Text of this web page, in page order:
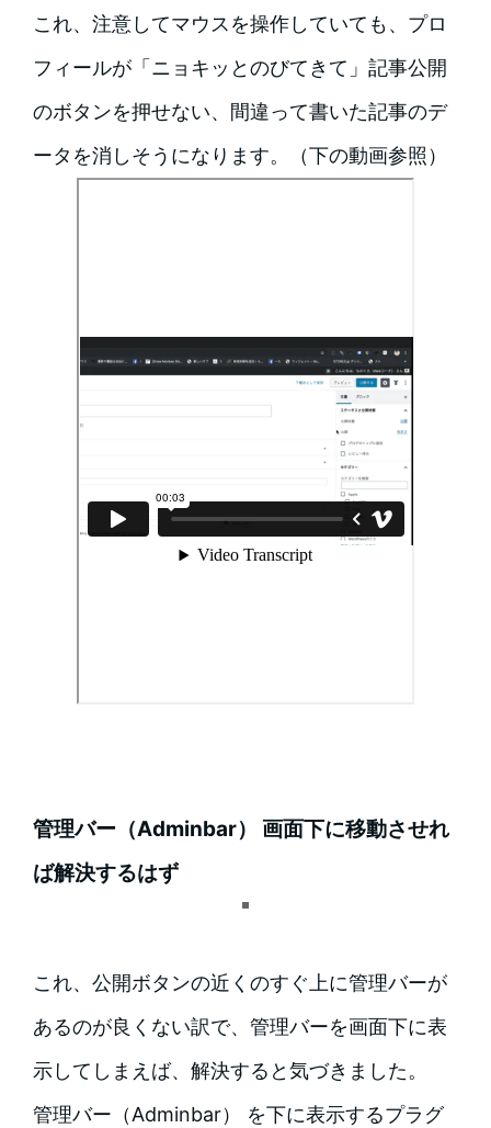
これ、注意してマウスを操作していても、プロ
フィールが「ニョキッとのびてきて」記事公開
のボタンを押せない、間違って書いた記事のデ
ータを消しそうになります。（下の動画参照）
管理バー（Adminbar） 画面下に移動させれ
ば解決するはず
これ、公開ボタンの近くのすぐ上に管理バーが
あるのが良くない訳で、管理バーを画面下に表
示してしまえば、解決すると気づきました。
管理バー（Adminbar） を下に表示するプラグ